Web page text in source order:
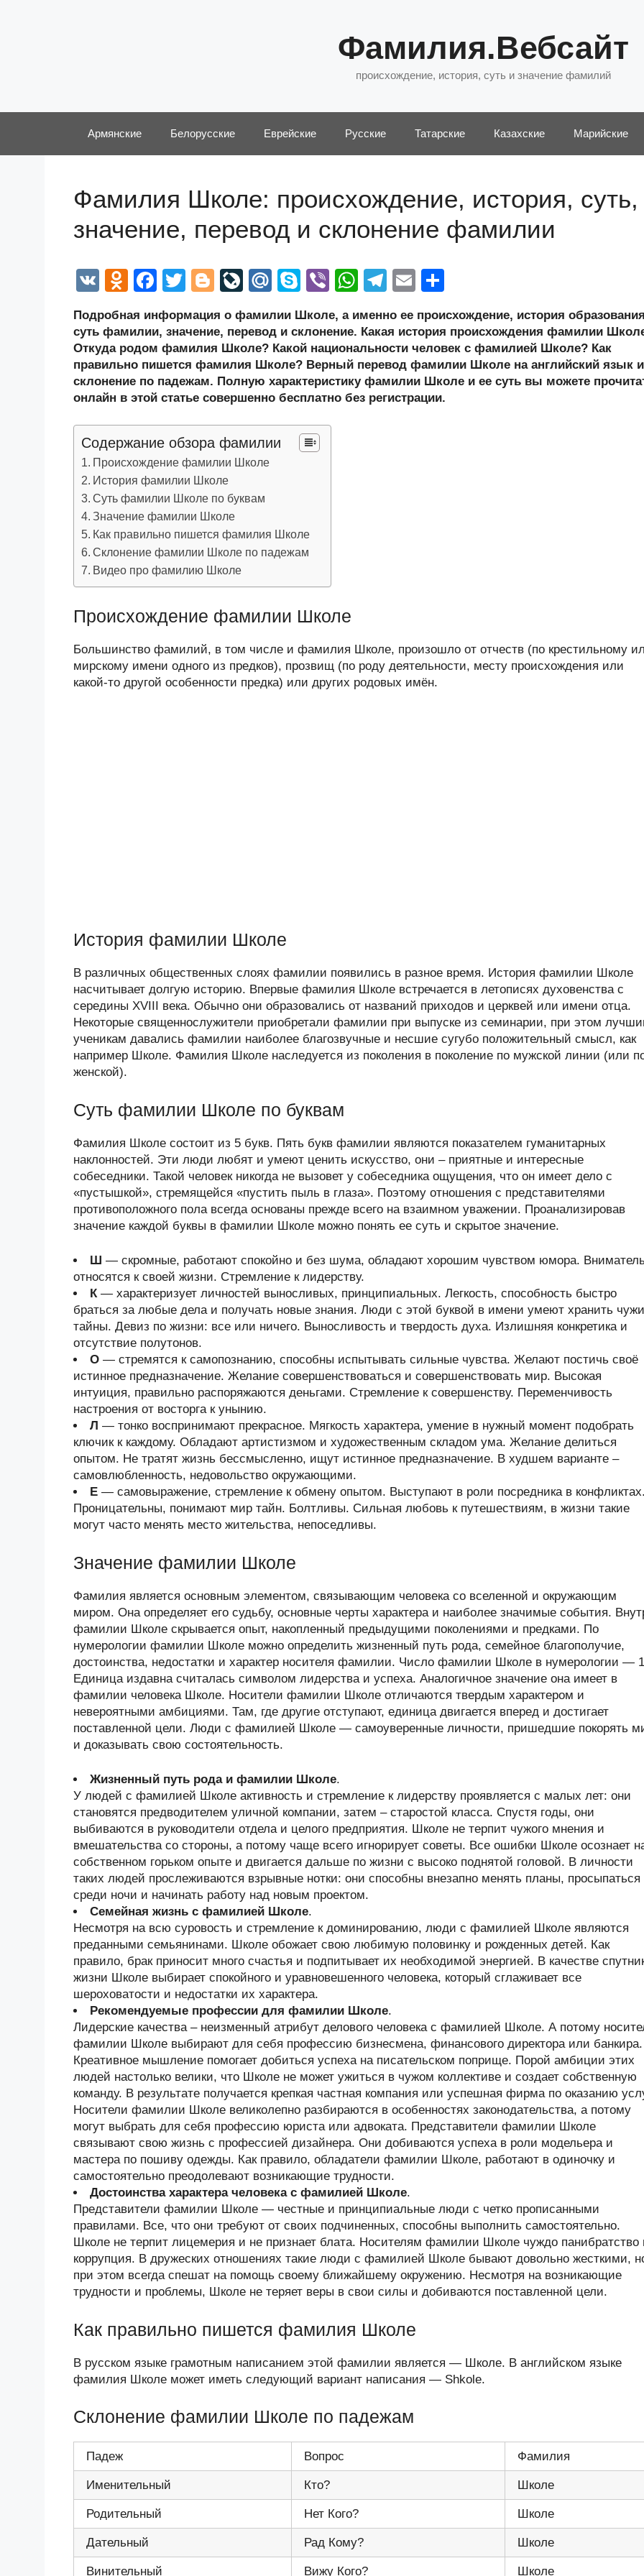
Фамилия.Вебсайт
происхождение, история, суть и значение фамилий
Армянские Белорусские Еврейские Русские Татарские Казахские Марийские
Фамилия Школе: происхождение, история, суть,
значение, перевод и склонение фамилии
V
O
n
o
kl
a
ss
ni
ki
F
c
e
b
o
o
k
T
tt
er
Bl
g
g
er
Li
e
J
o
ur
n
al
M
.R
u
S
p
e
Vi
er
W
at
s
A
p
T
e
gr
a
m
E
ail р
а
в
и
Подробная информация о фамилии Школе, а именно ее происхождение, история
суть фамилии, значение, перевод и склонение. Какая история происхождения фамилии
Откуда родом фамилия Школе? Какой национальности человек с фамилией Школе? Как
правильно пишется фамилия Школе? Верный перевод фамилии Школе на английский язык и
склонение по падежам. Полную характеристику фамилии Школе и ее суть вы можете
онлайн в этой статье совершенно бесплатно без регистрации.
Содержание обзора фамилии
Происхождение фамилии Школе
История фамилии Школе
Суть фамилии Школе по буквам
Значение фамилии Школе
Как правильно пишется фамилия Школе
Склонение фамилии Школе по падежам
Видео про фамилию Школе
Происхождение фамилии Школе
Большинство фамилий, в том числе и фамилия Школе, произошло от отчеств (по крестильному
мирскому имени одного из предков), прозвищ (по роду деятельности, месту происхождения или
какой-то другой особенности предка) или других родовых имён.
История фамилии Школе
В различных общественных слоях фамилии появились в разное время. История фамилии Школе
насчитывает долгую историю. Впервые фамилия Школе встречается в летописях духовенства с
середины XVIII века. Обычно они образовались от названий приходов и церквей или имени отца.
Некоторые священнослужители приобретали фамилии при выпуске из семинарии, при этом
ученикам давались фамилии наиболее благозвучные и несшие сугубо положительный смысл, как
например Школе. Фамилия Школе наследуется из поколения в поколение по мужской линии (или
женской).
Суть фамилии Школе по буквам
Фамилия Школе состоит из 5 букв. Пять букв фамилии являются показателем гуманитарных
наклонностей. Эти люди любят и умеют ценить искусство, они – приятные и интересные
собеседники. Такой человек никогда не вызовет у собеседника ощущения, что он имеет дело с
«пустышкой», стремящейся «пустить пыль в глаза». Поэтому отношения с представителями
противоположного пола всегда основаны прежде всего на взаимном уважении. Проанализировав
значение каждой буквы в фамилии Школе можно понять ее суть и скрытое значение.
Ш — скромные, работают спокойно и без шума, обладают хорошим чувством юмора.
относятся к своей жизни. Стремление к лидерству.
К— характеризует личностей выносливых, принципиальных. Легкость, способность быстро
браться за любые дела и получать новые знания. Люди с этой буквой в имени умеют хранить
тайны. Девиз по жизни: все или ничего. Выносливость и твердость духа. Излишняя конкретика и
отсутствие полутонов.
О — стремятся к самопознанию, способны испытывать сильные чувства. Желают постичь своё
истинное предназначение. Желание совершенствоваться и совершенствовать мир. Высокая
интуиция, правильно распоряжаются деньгами. Стремление к совершенству. Переменчивость
настроения от восторга к унынию.
Л — тонко воспринимают прекрасное. Мягкость характера, умение в нужный момент подобрать
ключик к каждому. Обладают артистизмом и художественным складом ума. Желание делиться
опытом. Не тратят жизнь бессмысленно, ищут истинное предназначение. В худшем варианте –
самовлюбленность, недовольство окружающими.
Е — самовыражение, стремление к обмену опытом. Выступают в роли посредника в
Проницательны, понимают мир тайн. Болтливы. Сильная любовь к путешествиям, в жизни такие
могут часто менять место жительства, непоседливы.
Значение фамилии Школе
Фамилия является основным элементом, связывающим человека со вселенной и окружающим
миром. Она определяет его судьбу, основные черты характера и наиболее значимые события.
фамилии Школе скрывается опыт, накопленный предыдущими поколениями и предками. По
нумерологии фамилии Школе можно определить жизненный путь рода, семейное благополучие,
достоинства, недостатки и характер носителя фамилии. Число фамилии Школе в нумерологии —
Единица издавна считалась символом лидерства и успеха. Аналогичное значение она имеет в
фамилии человека Школе. Носители фамилии Школе отличаются твердым характером и
невероятными амбициями. Там, где другие отступают, единица двигается вперед и достигает
поставленной цели. Люди с фамилией Школе — самоуверенные личности, пришедшие покорять
и доказывать свою состоятельность.
Жизненный путь рода и фамилии Школе.
У людей с фамилией Школе активность и стремление к лидерству проявляется с малых лет: они
становятся предводителем уличной компании, затем – старостой класса. Спустя годы, они
выбиваются в руководители отдела и целого предприятия. Школе не терпит чужого мнения и
вмешательства со стороны, а потому чаще всего игнорирует советы. Все ошибки Школе осознает
собственном горьком опыте и двигается дальше по жизни с высоко поднятой головой. В личности
таких людей прослеживаются взрывные нотки: они способны внезапно менять планы, просыпаться
среди ночи и начинать работу над новым проектом.
Семейная жизнь с фамилией Школе.
Несмотря на всю суровость и стремление к доминированию, люди с фамилией Школе являются
преданными семьянинами. Школе обожает свою любимую половинку и рожденных детей. Как
правило, брак приносит много счастья и подпитывает их необходимой энергией. В качестве
жизни Школе выбирает спокойного и уравновешенного человека, который сглаживает все
шероховатости и недостатки их характера.
Рекомендуемые профессии для фамилии Школе.
Лидерские качества – неизменный атрибут делового человека с фамилией Школе. А потому
фамилии Школе выбирают для себя профессию бизнесмена, финансового директора или банкира.
Креативное мышление помогает добиться успеха на писательском поприще. Порой амбиции этих
людей настолько велики, что Школе не может ужиться в чужом коллективе и создает собственную
команду. В результате получается крепкая частная компания или успешная фирма по оказанию
Носители фамилии Школе великолепно разбираются в особенностях законодательства, а потому
могут выбрать для себя профессию юриста или адвоката. Представители фамилии Школе
связывают свою жизнь с профессией дизайнера. Они добиваются успеха в роли модельера и
мастера по пошиву одежды. Как правило, обладатели фамилии Школе, работают в одиночку и
самостоятельно преодолевают возникающие трудности.
Достоинства характера человека с фамилией Школе.
Представители фамилии Школе — честные и принципиальные люди с четко прописанными
правилами. Все, что они требуют от своих подчиненных, способны выполнить самостоятельно.
Школе не терпит лицемерия и не признает блата. Носителям фамилии Школе чуждо панибратство
коррупция. В дружеских отношениях такие люди с фамилией Школе бывают довольно жесткими,
при этом всегда спешат на помощь своему ближайшему окружению. Несмотря на возникающие
трудности и проблемы, Школе не теряет веры в свои силы и добиваются поставленной цели.
Как правильно пишется фамилия Школе
В русском языке грамотным написанием этой фамилии является — Школе. В английском языке
фамилия Школе может иметь следующий вариант написания — Shkole.
Склонение фамилии Школе по падежам
Падеж Вопрос Фамилия
Именительный Кто? Школе
Родительный Нет Кого? Школе
Дательный Рад Кому? Школе
Винительный Вижу Кого? Школе